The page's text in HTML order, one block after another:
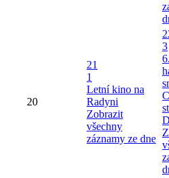
20
21
1
Letní kino na
Radyni
Zobrazit
všechny
záznamy ze dne
3